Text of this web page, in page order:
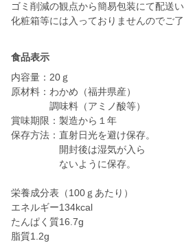
ゴミ削減の観点から簡易包装にて配送い
化粧箱等には入っておりませんのでご
食品表示
内容量：20ｇ
原材料：わかめ（福井県産）
調味料（アミノ酸等）
賞味期限：製造から１年
保存方法：直射日光を避け保存。
開封後は湿気が入ら
ないように保存。
栄養成分表（100ｇあたり）
エネルギー134kcal
たんぱく質16.7g
脂質1.2g